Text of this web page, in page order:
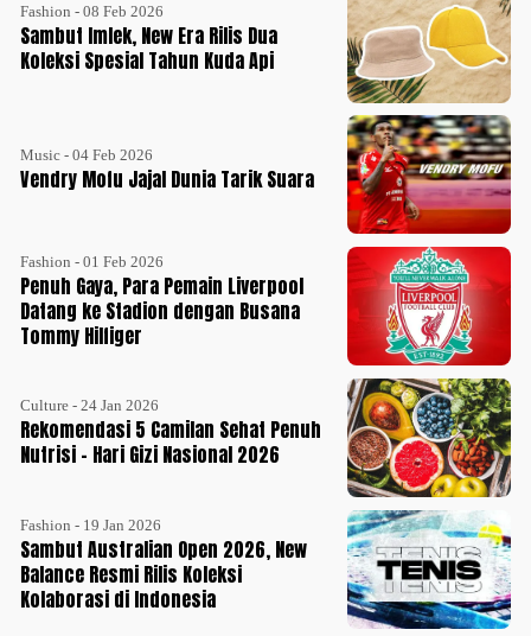
Fashion - 08 Feb 2026
Sambut Imlek, New Era Rilis Dua
Koleksi Spesial Tahun Kuda Api
Music - 04 Feb 2026
Vendry Mofu Jajal Dunia Tarik Suara
Fashion - 01 Feb 2026
Penuh Gaya, Para Pemain Liverpool
Datang ke Stadion dengan Busana
Tommy Hilfiger
Culture - 24 Jan 2026
Rekomendasi 5 Camilan Sehat Penuh
Nutrisi - Hari Gizi Nasional 2026
Fashion - 19 Jan 2026
Sambut Australian Open 2026, New
Balance Resmi Rilis Koleksi
Kolaborasi di Indonesia